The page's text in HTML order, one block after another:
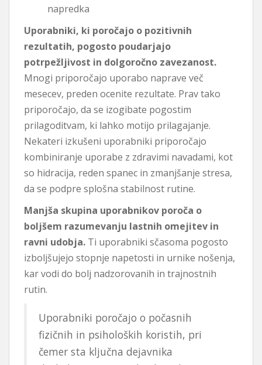
napredka
Uporabniki, ki poročajo o pozitivnih
rezultatih, pogosto poudarjajo
potrpežljivost in dolgoročno zavezanost.
Mnogi priporočajo uporabo naprave več
mesecev, preden ocenite rezultate. Prav tako
priporočajo, da se izogibate pogostim
prilagoditvam, ki lahko motijo ​​prilagajanje.
Nekateri izkušeni uporabniki priporočajo
kombiniranje uporabe z zdravimi navadami, kot
so hidracija, reden spanec in zmanjšanje stresa,
da se podpre splošna stabilnost rutine.
Manjša skupina uporabnikov poroča o
boljšem razumevanju lastnih omejitev in
ravni udobja. Ti uporabniki sčasoma pogosto
izboljšujejo stopnje napetosti in urnike nošenja,
kar vodi do bolj nadzorovanih in trajnostnih
rutin.
Uporabniki poročajo o počasnih
fizičnih in psiholoških koristih, pri
čemer sta ključna dejavnika